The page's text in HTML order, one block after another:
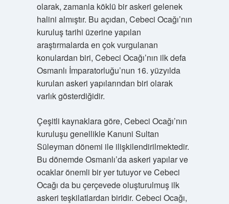
olarak, zamanla köklü bir askeri gelenek
halini almıştır. Bu açıdan, Cebeci Ocağı’nın
kuruluş tarihi üzerine yapılan
araştırmalarda en çok vurgulanan
konulardan biri, Cebeci Ocağı’nın ilk defa
Osmanlı İmparatorluğu’nun 16. yüzyılda
kurulan askeri yapılarından biri olarak
varlık gösterdiğidir.
Çeşitli kaynaklara göre, Cebeci Ocağı’nın
kuruluşu genellikle Kanuni Sultan
Süleyman dönemi ile ilişkilendirilmektedir.
Bu dönemde Osmanlı’da askeri yapılar ve
ocaklar önemli bir yer tutuyor ve Cebeci
Ocağı da bu çerçevede oluşturulmuş ilk
askeri teşkilatlardan biridir. Cebeci Ocağı,